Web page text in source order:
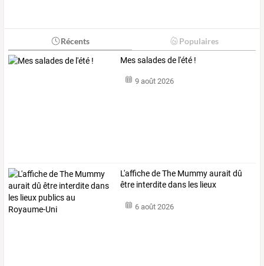
Récents Populaires
Mes salades de l'été !
9 août 2026
L'affichedeThe Mummyaurait dû
être interditedans les lieux
6 août 2026